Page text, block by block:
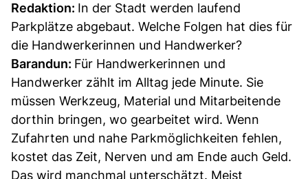
Redaktion: In der Stadt werden laufend
Parkplätze abgebaut. Welche Folgen hat dies für
die Handwerkerinnen und Handwerker?
Barandun: Für Handwerkerinnen und
Handwerker zählt im Alltag jede Minute. Sie
müssen Werkzeug, Material und Mitarbeitende
dorthin bringen, wo gearbeitet wird. Wenn
Zufahrten und nahe Parkmöglichkeiten fehlen,
kostet das Zeit, Nerven und am Ende auch Geld.
Das wird manchmal unterschätzt. Meist